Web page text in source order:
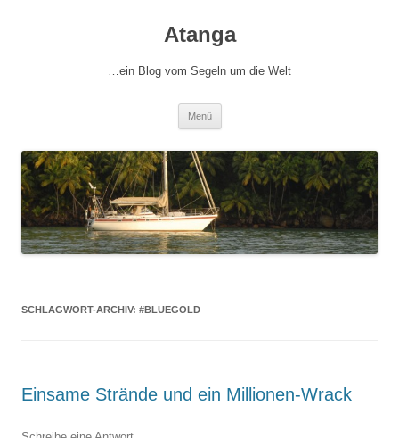
Atanga
…ein Blog vom Segeln um die Welt
Menü
SCHLAGWORT-ARCHIV: #BLUEGOLD
Einsame Strände und ein Millionen-Wrack